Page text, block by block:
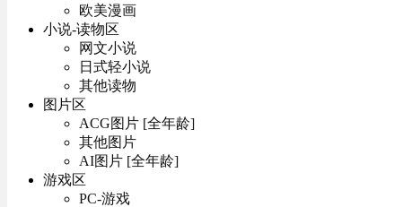
欧美漫画
小说-读物区
网文小说
日式轻小说
其他读物
图片区
ACG图片 [全年龄]
其他图片
AI图片 [全年龄]
游戏区
PC-游戏